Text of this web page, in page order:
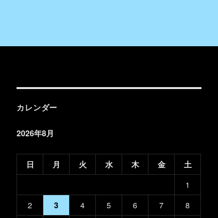
カレンダー
2026年8月
日 月 火 水 木 金
土
1
2
3 4 5 6 7 8